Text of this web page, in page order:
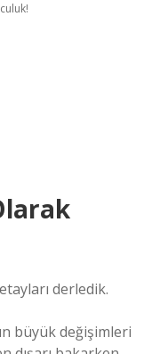
derledik.
büyük değişimleri